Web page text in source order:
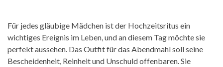
Für jedes gläubige Mädchen ist der Hochzeitsritus ein
wichtiges Ereignis im Leben, und an diesem Tag möchte sie
perfekt aussehen. Das Outfit für das Abendmahl soll seine
Bescheidenheit, Reinheit und Unschuld offenbaren. Sie